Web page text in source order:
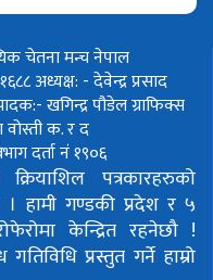
चेतना मन्च नेपाल
अध्यक्ष: - देवेन्द्र प्रसाद
खगिन्द्र पौडेलग्राफिक्स
क. र द
दर्ता नं १९०६
पत्रकारहरुको
हामी गण्डकी प्रदेश र ५
केन्द्रित रहनेछौ !
प्रस्तुत गर्ने हाम्रो